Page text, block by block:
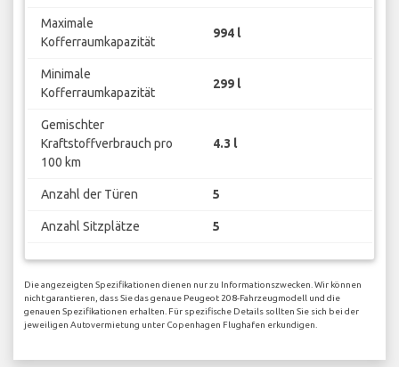
Maximale
Kofferraumkapazität
994 l
Minimale
Kofferraumkapazität
299 l
Gemischter
Kraftstoffverbrauch pro
100 km
4.3 l
Anzahl der Türen 5
Anzahl Sitzplätze 5
Die angezeigten Spezifikationen dienen nur zu Informationszwecken. Wir können
nicht garantieren, dass Sie das genaue Peugeot 208-Fahrzeugmodell und die
genauen Spezifikationen erhalten. Für spezifische Details sollten Sie sich bei der
jeweiligen Autovermietung unter Copenhagen Flughafen erkundigen.